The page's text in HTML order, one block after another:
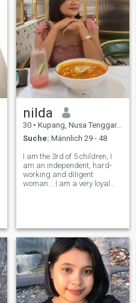
nilda
30 • Kupang, Nusa Tenggara Timur, Indonesien
Suche: Männlich 29 - 48
I am the 3rd of 5 children, I
am an independent, hard-
working and diligent
woman... I am a very loyal
most in a relationship is
betrayal and lies.